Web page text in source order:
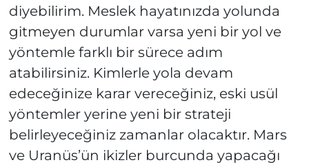
diyebilirim. Meslek hayatınızda yolunda
gitmeyen durumlar varsa yeni bir yol ve
yöntemle farklı bir sürece adım
atabilirsiniz. Kimlerle yola devam
edeceğinize karar vereceğiniz, eski usül
yöntemler yerine yeni bir strateji
belirleyeceğiniz zamanlar olacaktır. Mars
ve Uranüs’ün ikizler burcunda yapacağı